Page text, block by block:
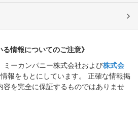
る情報についてのご注意》
ミーカンパニー株式会社および株式会
報をもとにしています。 正確な情報掲
容を完全に保証するものではありませ